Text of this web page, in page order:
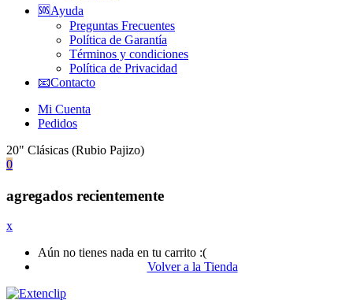
🆘Ayuda
Preguntas Frecuentes
Política de Garantía
Términos y condiciones
Política de Privacidad
📧Contacto
Mi Cuenta
Pedidos
20" Clásicas (Rubio Pajizo)
0
agregados recientemente
x
Aún no tienes nada en tu carrito :(
Volver a la Tienda